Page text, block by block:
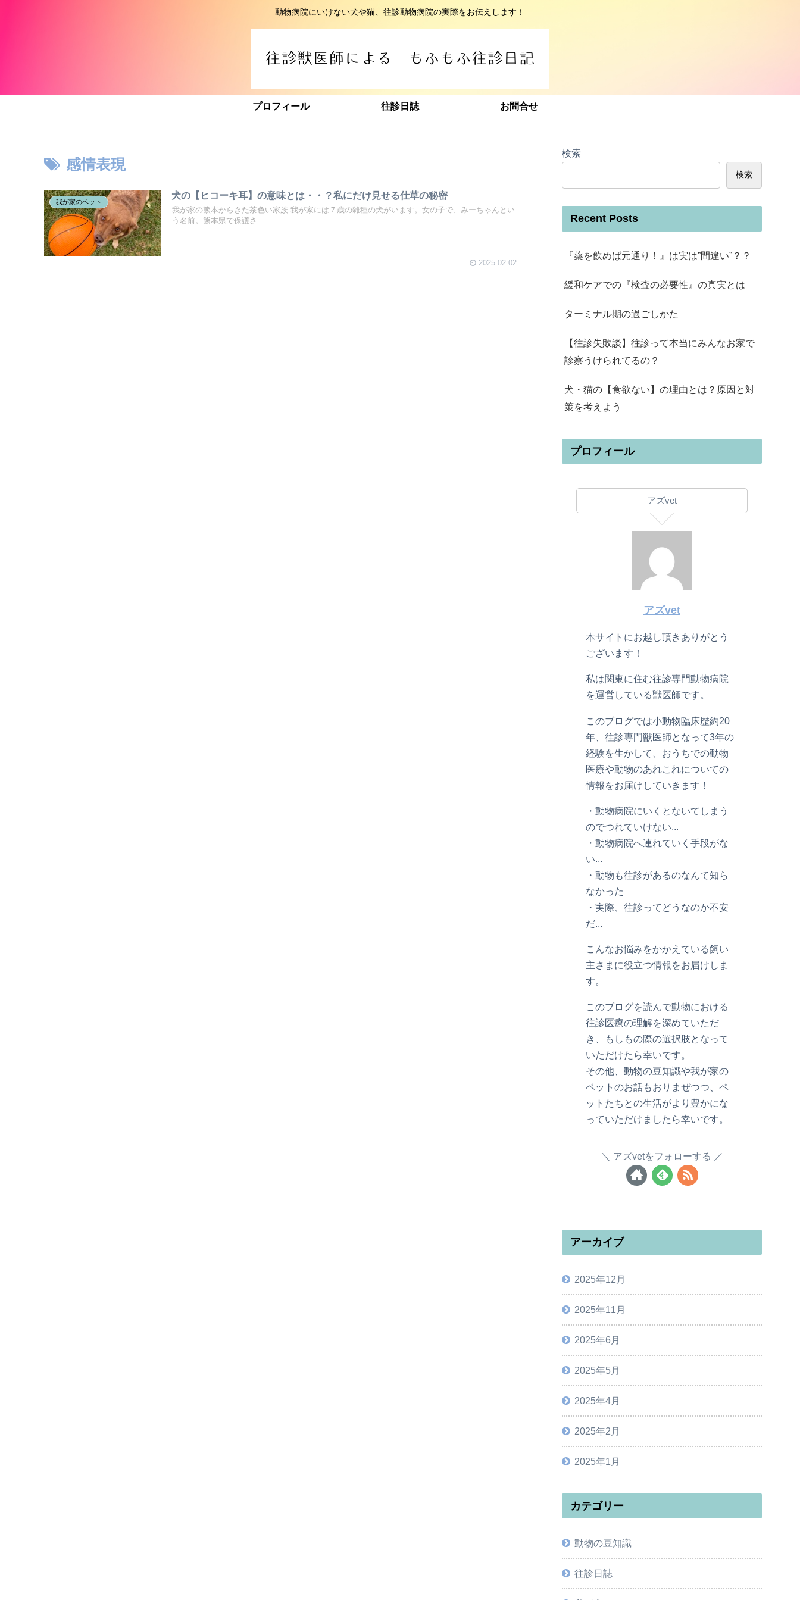
動物病院にいけない犬や猫、往診動物病院の実際をお伝えします！
プロフィール 往診日誌 お問合せ
感情表現
我が家のペット
犬の【ヒコーキ耳】の意味とは・・？私にだけ見せる仕草の秘密
我が家の熊本からきた茶色い家族 我が家には７歳の雑種の犬がいます。女の子で、みーちゃんとい
う名前。熊本県で保護さ...
2025.02.02
検索
検索
Recent Posts
『薬を飲めば元通り！』は実は”間違い”？？
緩和ケアでの『検査の必要性』の真実とは
ターミナル期の過ごしかた
【往診失敗談】往診って本当にみんなお家で
診察うけられてるの？
犬・猫の【食欲ない】の理由とは？原因と対
策を考えよう
プロフィール
アズvet
アズvet
本サイトにお越し頂きありがとう
ございます！
私は関東に住む往診専門動物病院
を運営している獣医師です。
このブログでは小動物臨床歴約20
年、往診専門獣医師となって3年の
経験を生かして、おうちでの動物
医療や動物のあれこれについての
情報をお届けしていきます！
・動物病院にいくとないてしまう
のでつれていけない...
・動物病院へ連れていく手段がな
い...
・動物も往診があるのなんて知ら
なかった
・実際、往診ってどうなのか不安
だ...
こんなお悩みをかかえている飼い
主さまに役立つ情報をお届けしま
す。
このブログを読んで動物における
往診医療の理解を深めていただ
き、もしもの際の選択肢となって
いただけたら幸いです。
その他、動物の豆知識や我が家の
ペットのお話もおりまぜつつ、ペ
ットたちとの生活がより豊かにな
っていただけましたら幸いです。
アズvetをフォローする
アーカイブ
2025年12月
2025年11月
2025年6月
2025年5月
2025年4月
2025年2月
2025年1月
カテゴリー
動物の豆知識
往診日誌